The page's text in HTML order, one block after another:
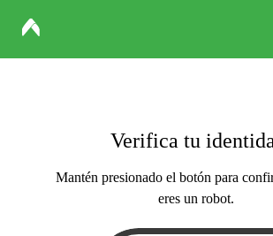
Verifica tu
Mantén presionado el botón para
eres un robot.